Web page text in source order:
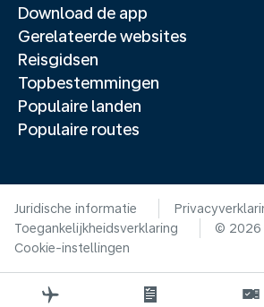
Download de app
Gerelateerde websites
Reisgidsen
Topbestemmingen
Populaire landen
Populaire routes
Juridische informatie
Toegankelijkheidsverklaring
© 2026
Cookie-instellingen